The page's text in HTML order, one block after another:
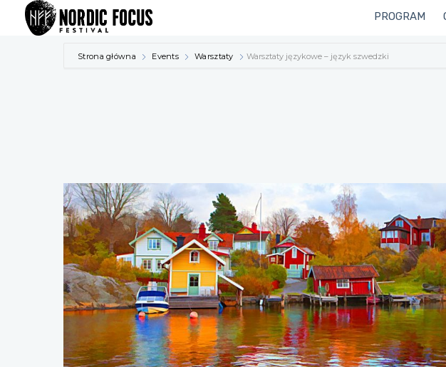
Przejdź
treści
PROGRAM
Strona główna Events Warsztaty Warsztaty językowe – język szwedzki